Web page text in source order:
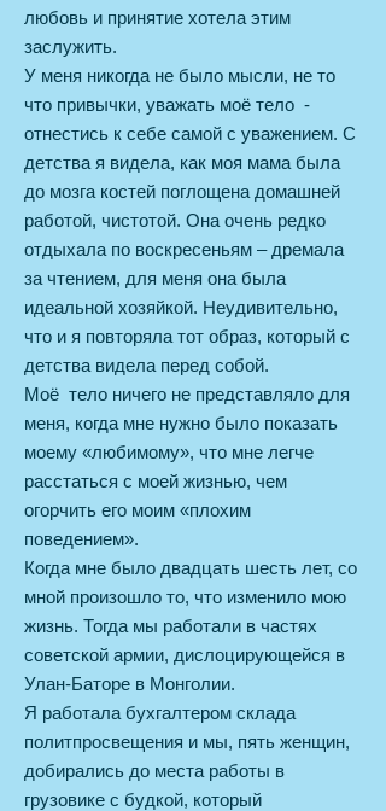
любовь и принятие хотела этим
заслужить.
У меня никогда не было мысли, не то
что привычки, уважать моё тело -
отнестись к себе самой с уважением. С
детства я видела, как моя мама была
до мозга костей поглощена домашней
работой, чистотой. Она очень редко
отдыхала по воскресеньям – дремала
за чтением, для меня она была
идеальной хозяйкой. Неудивительно,
что и я повторяла тот образ, который с
детства видела перед собой.
Моё тело ничего не представляло для
меня, когда мне нужно было показать
моему «любимому», что мне легче
расстаться с моей жизнью, чем
огорчить его моим «плохим
поведением».
Когда мне было двадцать шесть лет, со
мной произошло то, что изменило мою
жизнь. Тогда мы работали в частях
советской армии, дислоцирующейся в
Улан-Баторе в Монголии.
Я работала бухгалтером склада
политпросвещения и мы, пять женщин,
добирались до места работы в
грузовике с будкой, который